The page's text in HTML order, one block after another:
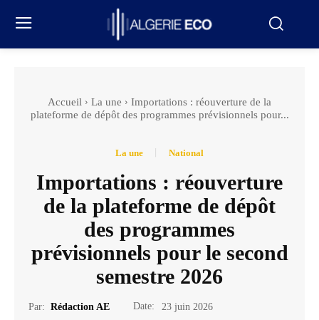
Accueil La une
Importations : réouverture de la
plateforme de dépôt des programmes prévisionnels pour...
La une National
Importations : réouverture
de la plateforme de dépôt
des programmes
prévisionnels pour le second
semestre 2026
Par: Rédaction AE Date: 23 juin 2026